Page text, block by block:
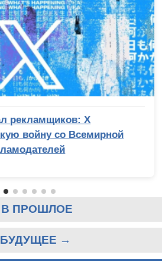
рекламщиков: X
войну со Всемирной
ПРОШЛОЕ
→